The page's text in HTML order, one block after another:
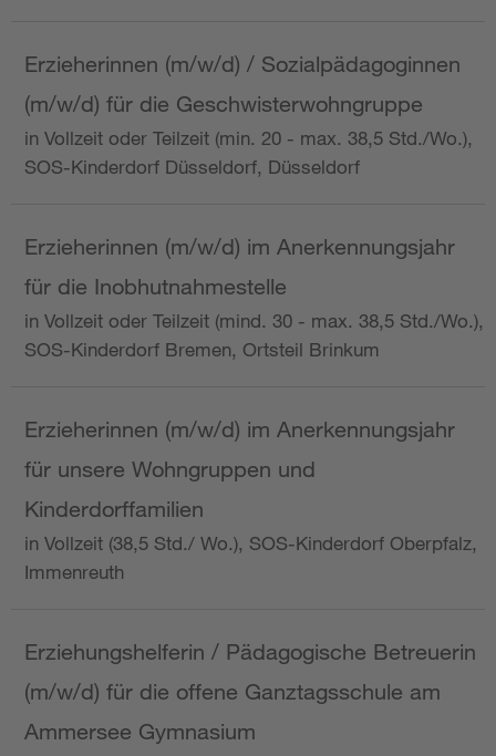
Erzieherinnen (m/w/d) / Sozialpädagoginnen
(m/w/d) für die Geschwisterwohngruppe
in Vollzeit oder Teilzeit (min. 20 - max. 38,5 Std./Wo.),
SOS-Kinderdorf Düsseldorf, Düsseldorf
Erzieherinnen (m/w/d) im Anerkennungsjahr
für die Inobhutnahmestelle
in Vollzeit oder Teilzeit (mind. 30 - max. 38,5 Std./Wo.),
SOS-Kinderdorf Bremen, Ortsteil Brinkum
Erzieherinnen (m/w/d) im Anerkennungsjahr
für unsere Wohngruppen und
Kinderdorffamilien
in Vollzeit (38,5 Std./ Wo.), SOS-Kinderdorf Oberpfalz,
Immenreuth
Erziehungshelferin / Pädagogische Betreuerin
(m/w/d) für die offene Ganztagsschule am
Ammersee Gymnasium